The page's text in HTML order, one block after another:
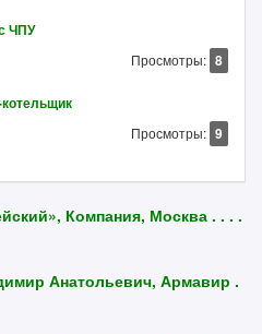
ЧПУ
Просмотры: 8
Просмотры: 9
Компания, Москва . . . .
Анатольевич, Армавир .